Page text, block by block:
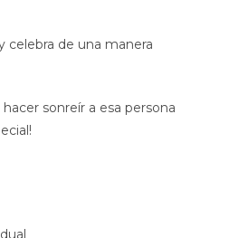
celebra de una manera
hacer sonreír a esa persona